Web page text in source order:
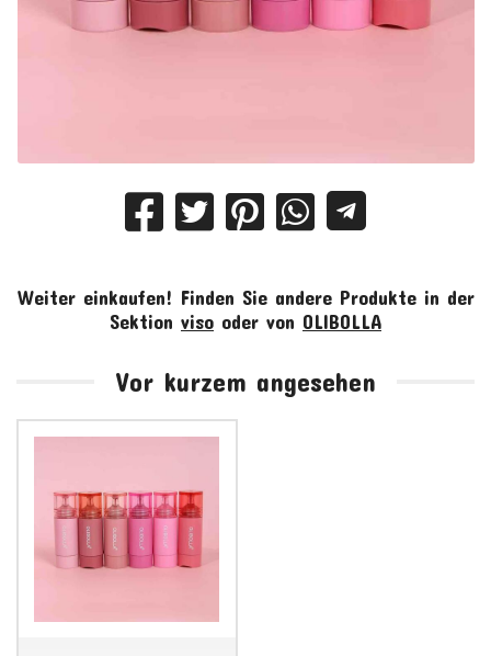
Weiter einkaufen! Finden Sie andere Produkte in der
Sektion viso oder von OLIBOLLA
Vor kurzem angesehen